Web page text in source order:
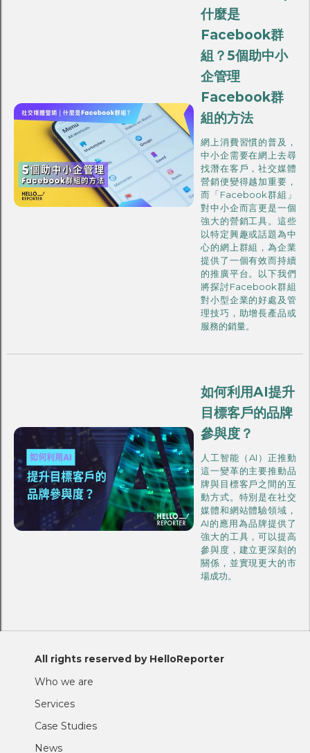
什麼是
Facebook群
組？5個助中小
企管理
Facebook群
組的方法
網上消費習慣的普及，
中小企需要在網上去尋
找潛在客戶，社交媒體
營銷便變得越加重要，
而「Facebook群組」
對中小企而言更是一個
強大的營銷工具。這些
以特定興趣或話題為中
心的網上群組，為企業
提供了一個有效而持續
的推廣平台。以下我們
將探討Facebook群組
對小型企業的好處及管
理技巧，助增長產品或
服務的銷量。
如何利用AI提升
目標客戶的品牌
參與度？
人工智能（AI）正推動
這一變革的主要推動品
牌與目標客戶之間的互
動方式。特別是在社交
媒體和網站體驗領域，
AI的應用為品牌提供了
強大的工具，可以提高
參與度，建立更深刻的
關係，並實現更大的市
場成功。
All rights reserved by HelloReporter
Who we are
Services
Case Studies
News